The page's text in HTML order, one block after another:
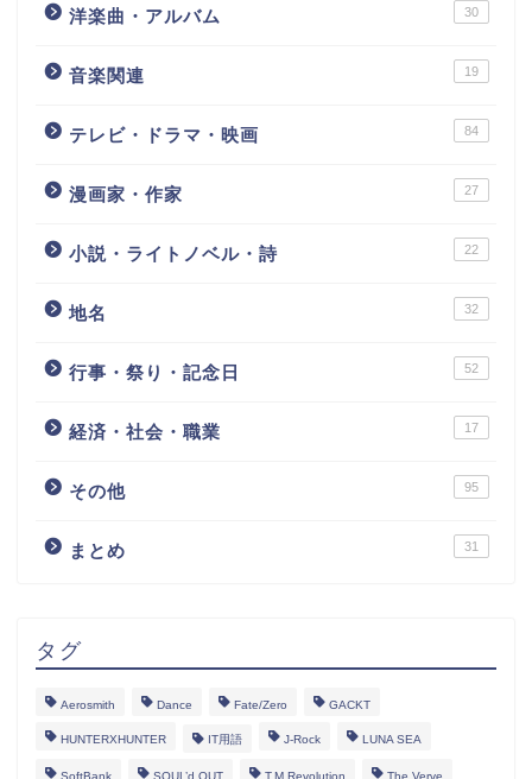
洋楽曲・アルバム 30
音楽関連 19
テレビ・ドラマ・映画 84
漫画家・作家 27
小説・ライトノベル・詩 22
地名 32
行事・祭り・記念日 52
経済・社会・職業 17
その他 95
まとめ 31
タグ
Aerosmith Dance Fate/Zero GACKT
HUNTERXHUNTER IT用語 J-Rock LUNA SEA